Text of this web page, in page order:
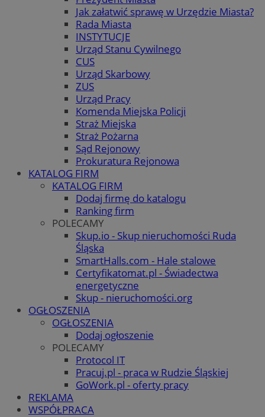
Jak załatwić sprawę w Urzędzie Miasta?
Rada Miasta
INSTYTUCJE
Urząd Stanu Cywilnego
CUS
Urząd Skarbowy
ZUS
Urząd Pracy
Komenda Miejska Policji
Straż Miejska
Straż Pożarna
Sąd Rejonowy
Prokuratura Rejonowa
KATALOG FIRM
KATALOG FIRM
Dodaj firmę do katalogu
Ranking firm
POLECAMY
Skup.io - Skup nieruchomości Ruda
Śląska
SmartHalls.com - Hale stalowe
Certyfikatomat.pl - Świadectwa
energetyczne
Skup - nieruchomości.org
OGŁOSZENIA
OGŁOSZENIA
Dodaj ogłoszenie
POLECAMY
Protocol IT
Pracuj.pl - praca w Rudzie Śląskiej
GoWork.pl - oferty pracy
REKLAMA
WSPÓŁPRACA